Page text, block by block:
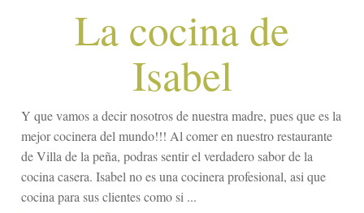
La cocina de
Isabel
Y que vamos a decir nosotros de nuestra madre, pues que es la
mejor cocinera del mundo!!! Al comer en nuestro restaurante
de Villa de la peña, podras sentir el verdadero sabor de la
cocina casera. Isabel no es una cocinera profesional, asi que
cocina para sus clientes como si ...